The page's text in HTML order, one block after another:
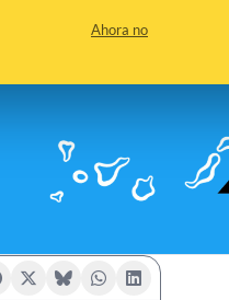
Ahora no